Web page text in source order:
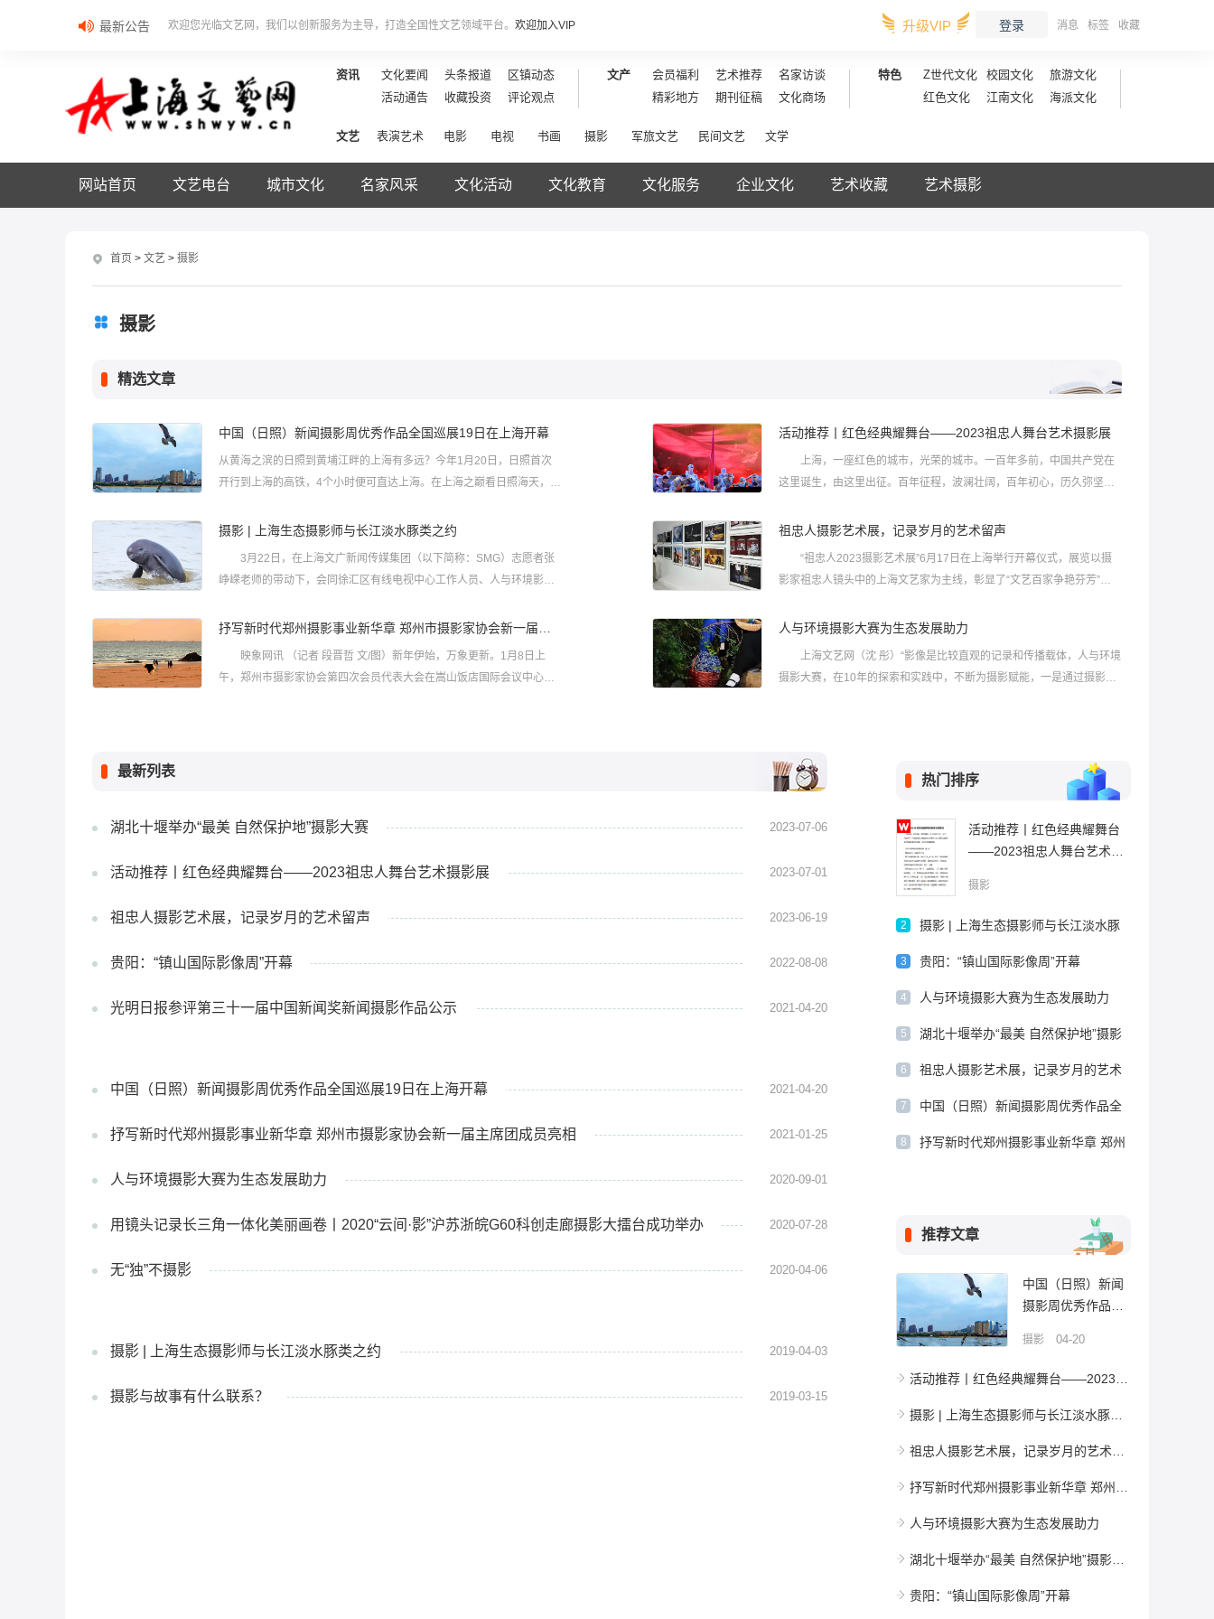
最新公告 欢迎您光临文艺网，我们以创新服务为主导，打造全国性文艺领域平台。 欢迎加入VIP 升级VIP 登录 消息 标签 收藏
资讯 文化要闻 头条报道
区镇动态
活动通告
收藏投资 评论观点
文产 会员福利 艺术推荐
名家访谈
精彩地方
期刊征稿 文化商场
特色 Z世代文化 校园文化
旅游文化
红色文化
江南文化 海派文化
文艺 表演艺术 电影 电视 书画 摄影 军旅文艺 民间文艺 文学
网站首页 文艺电台 城市文化 名家风采 文化活动 文化教育 文化服务 企业文化 艺术收藏 艺术摄影
首页 > 文艺 > 摄影
摄影
精选文章
中国（日照）新闻摄影周优秀作品全国巡展19日在上海开幕
从黄海之滨的日照到黄埔江畔的上海有多远？今年1月20日，日照首次
开行到上海的高铁，4个小时便可直达上海。在上海之巅看日照海天，会
光海岸 活力日照”旅游摄影作品展全国巡展将在中国第一高楼——上海中
活动推荐丨红色经典耀舞台——2023祖忠人舞台艺术摄影展
上海，一座红色的城市，光荣的城市。一百年多前，中国共产党在
这里诞生，由这里出征。百年征程，波澜壮阔，百年初心，历久弥坚，
摄影 | 上海生态摄影师与长江淡水豚类之约
3月22日，在上海文广新闻传媒集团（以下简称：SMG）志愿者张
峥嵘老师的带动下，会同徐汇区有线电视中心工作人员、人与环境影像
祖忠人摄影艺术展，记录岁月的艺术留声
“祖忠人2023摄影艺术展”6月17日在上海举行开幕仪式，展览以摄
影家祖忠人镜头中的上海文艺家为主线，彰显了“文艺百家争艳芬芳”的主
映象网讯 （记者 段晋哲 文/图）新年伊始，万象更新。1月8日上
午，郑州市摄影家协会第四次会员代表大会在嵩山饭店国际会议中心隆
人与环境摄影大赛为生态发展助力
上海文艺网（沈 彤）“影像是比较直观的记录和传播载体，人与环境
摄影大赛，在10年的探索和实践中，不断为摄影赋能，一是通过摄影连
最新列表
湖北十堰举办“最美 自然保护地”摄影大赛 2023-07-06
活动推荐丨红色经典耀舞台——2023祖忠人舞台艺术摄影展 2023-07-01
祖忠人摄影艺术展，记录岁月的艺术留声 2023-06-19
贵阳：“镇山国际影像周”开幕 2022-08-08
光明日报参评第三十一届中国新闻奖新闻摄影作品公示 2021-04-20
中国（日照）新闻摄影周优秀作品全国巡展19日在上海开幕 2021-04-20
抒写新时代郑州摄影事业新华章 郑州市摄影家协会新一届主席团成员亮相 2021-01-25
人与环境摄影大赛为生态发展助力 2020-09-01
用镜头记录长三角一体化美丽画卷丨2020“云间·影”沪苏浙皖G60科创走廊摄影大擂台成功举办 2020-07-28
无“独”不摄影 2020-04-06
摄影 | 上海生态摄影师与长江淡水豚类之约 2019-04-03
摄影与故事有什么联系？ 2019-03-15
热门排序
活动推荐丨红色经典耀舞台
——2023祖忠人舞台艺术摄
摄影
2
摄影 | 上海生态摄影师与长江淡水豚
类之约
3 贵阳：“镇山国际影像周”开幕
4 人与环境摄影大赛为生态发展助力
5
湖北十堰举办“最美 自然保护地”摄影
大赛
6
祖忠人摄影艺术展，记录岁月的艺术
留声
7
中国（日照）新闻摄影周优秀作品全
国巡展19日在上海开幕
8
抒写新时代郑州摄影事业新华章 郑州
推荐文章
中国（日照）新闻
摄影周优秀作品全
开幕
摄影 04-20
活动推荐丨红色经典耀舞台——2023祖忠人舞台艺术摄影展
摄影 | 上海生态摄影师与长江淡水豚类之约
祖忠人摄影艺术展，记录岁月的艺术留声
抒写新时代郑州摄影事业新华章 郑州市摄影家协会新一届主席团成员亮相
人与环境摄影大赛为生态发展助力
湖北十堰举办“最美 自然保护地”摄影大赛
贵阳：“镇山国际影像周”开幕